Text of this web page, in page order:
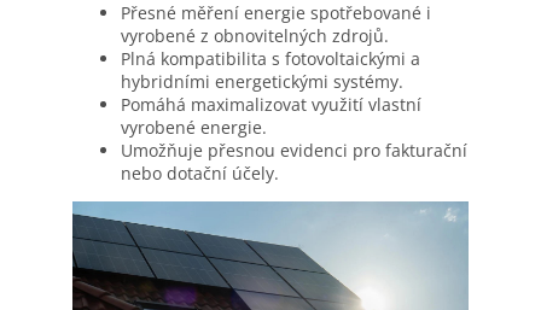
Přesné měření energie spotřebované i
vyrobené z obnovitelných zdrojů.
Plná kompatibilita s fotovoltaickými a
hybridními energetickými systémy.
Pomáhá maximalizovat využití vlastní
vyrobené energie.
Umožňuje přesnou evidenci pro fakturační
nebo dotační účely.